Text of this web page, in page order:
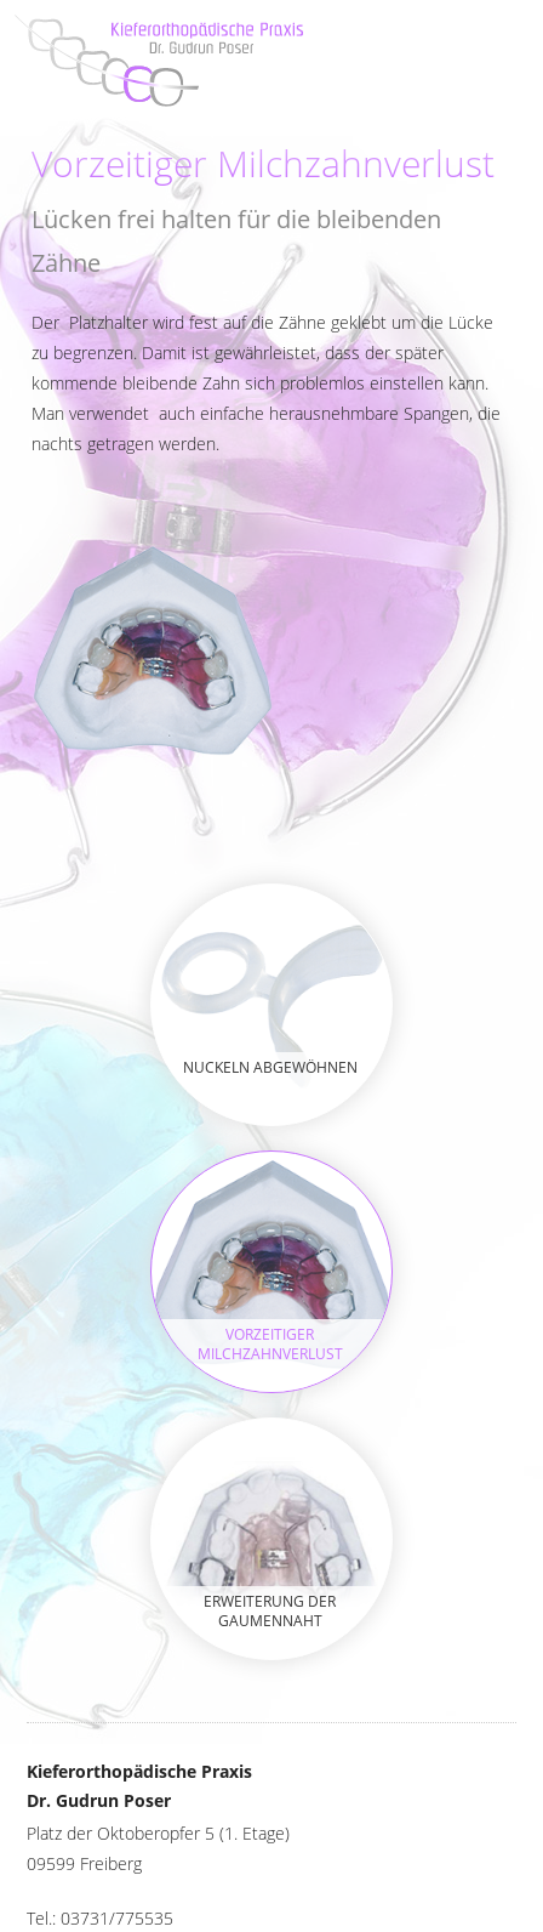
Vorzeitiger Milchzahnverlust
Lücken frei halten für die bleibenden
Zähne
Der Platzhalter wird fest auf die Zähne geklebt um die Lücke
zu begrenzen. Damit ist gewährleistet, dass der später
kommende bleibende Zahn sich problemlos einstellen kann.
Man verwendet auch einfache herausnehmbare Spangen, die
nachts getragen werden.
NUCKELN ABGEWÖHNEN
VORZEITIGER
MILCHZAHNVERLUST
ERWEITERUNG DER
GAUMENNAHT
Kieferorthopädische Praxis
Dr. Gudrun Poser
Platz der Oktoberopfer 5 (1. Etage)
09599 Freiberg
Tel.: 03731/775535